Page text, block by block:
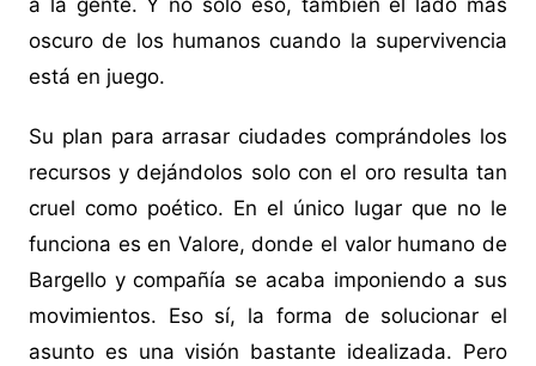
a la gente. Y no solo eso, también el lado más
oscuro de los humanos cuando la supervivencia
está en juego.
Su plan para arrasar ciudades comprándoles los
recursos y dejándolos solo con el oro resulta tan
cruel como poético. En el único lugar que no le
funciona es en Valore, donde el valor humano de
Bargello y compañía se acaba imponiendo a sus
movimientos. Eso sí, la forma de solucionar el
asunto es una visión bastante idealizada. Pero